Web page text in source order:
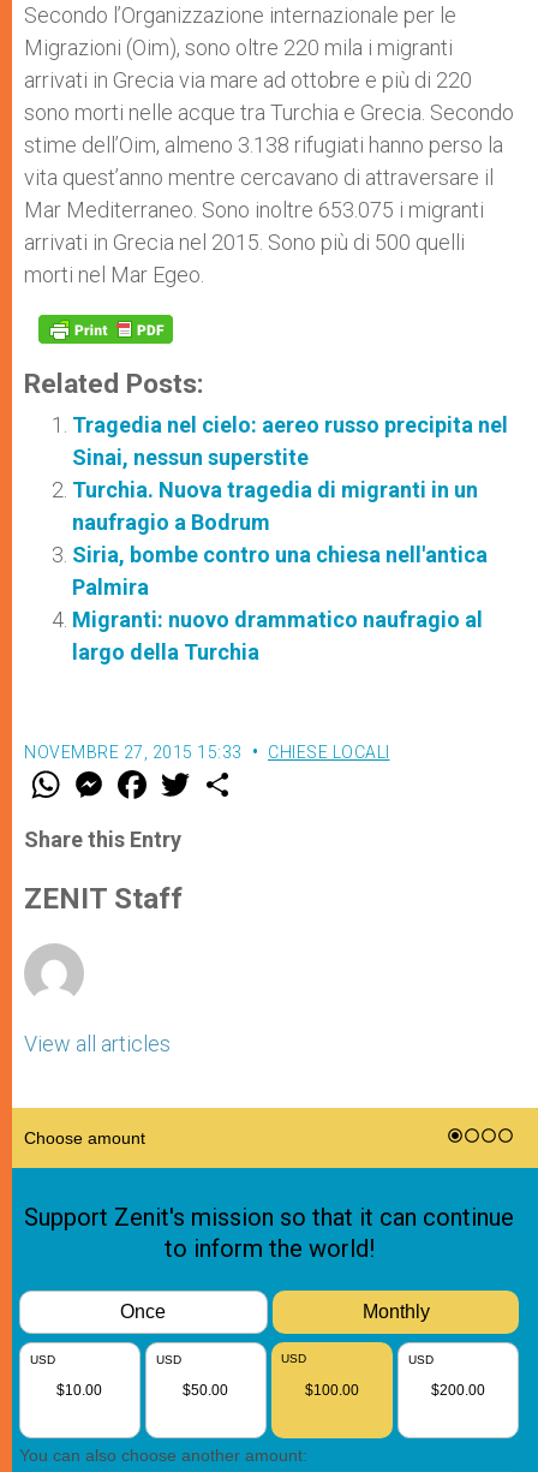
Secondo l’Organizzazione internazionale per le
Migrazioni (Oim), sono oltre 220 mila i migranti
arrivati in Grecia via mare ad ottobre e più di 220
sono morti nelle acque tra Turchia e Grecia. Secondo
stime dell’Oim, almeno 3.138 rifugiati hanno perso la
vita quest’anno mentre cercavano di attraversare il
Mar Mediterraneo. Sono inoltre 653.075 i migranti
arrivati in Grecia nel 2015. Sono più di 500 quelli
morti nel Mar Egeo.
Related Posts:
Tragedia nel cielo: aereo russo precipita nel
Sinai, nessun superstite
Turchia. Nuova tragedia di migranti in un
naufragio a Bodrum
Siria, bombe contro una chiesa nell'antica
Palmira
Migranti: nuovo drammatico naufragio al
largo della Turchia
NOVEMBRE 27, 2015 15:33 CHIESE LOCALI
W
t
s
p
p
M
e
s
e
g
e
F
a
e
b
o
k
w
Share this Entry
ZENIT Staff
View all articles